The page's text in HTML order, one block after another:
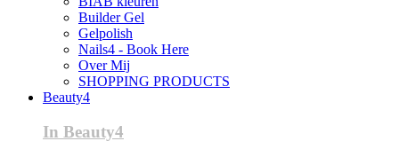
Builder Gel
Gelpolish
Nails4 - Book Here
Over Mij
SHOPPING PRODUCTS
Beauty4
In Beauty4